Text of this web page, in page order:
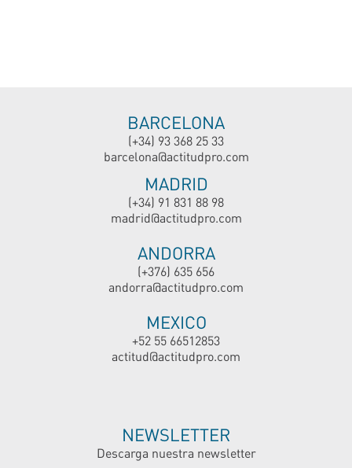
BARCELONA
(+34) 93 368 25 33
barcelona@actitudpro.com
MADRID
(+34) 91 831 88 98
madrid@actitudpro.com
ANDORRA
(+376) 635 656
andorra@actitudpro.com
MEXICO
+52 55 66512853
actitud@actitudpro.com
NEWSLETTER
Descarga nuestra newsletter